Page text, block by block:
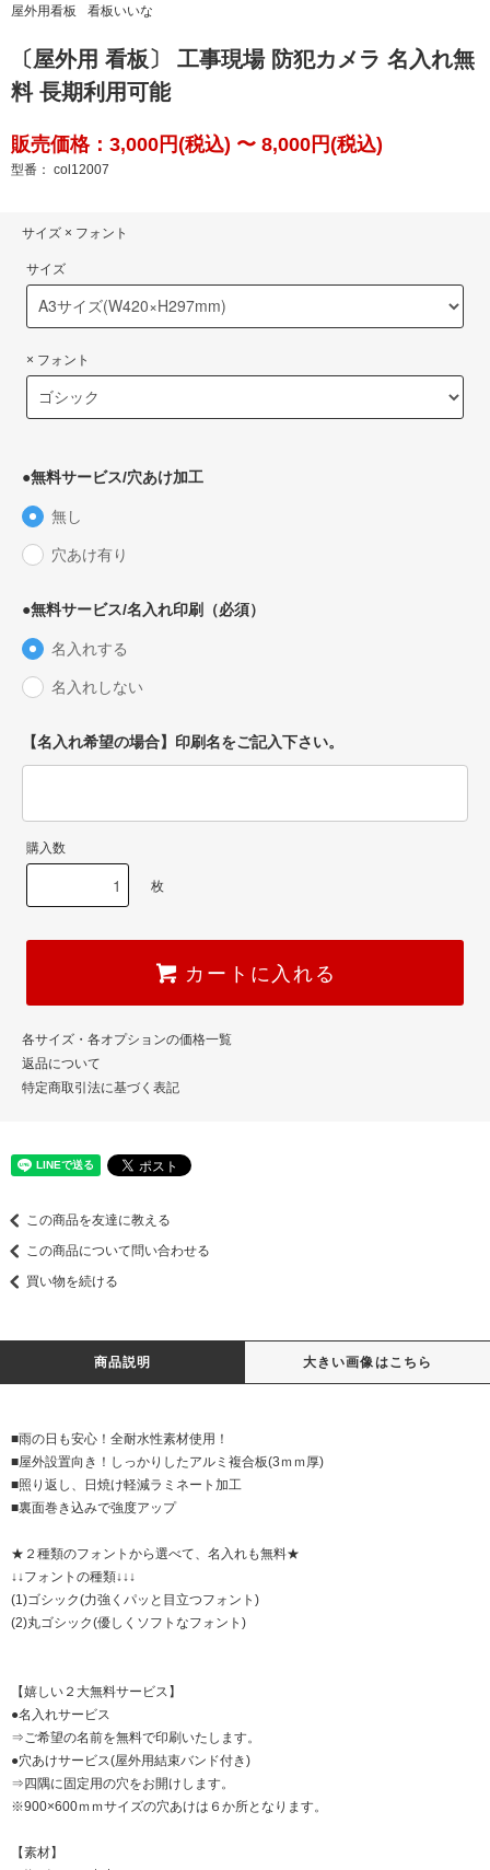
屋外用看板 看板いいな
〔屋外用 看板〕 工事現場 防犯カメラ 名入れ無
料 長期利用可能
販売価格：3,000円(税込) 〜 8,000円(税込)
型番： col12007
サイズ × フォント
サイズ
× フォント
●無料サービス/穴あけ加工
無し
穴あけ有り
●無料サービス/名入れ印刷（必須）
名入れする
名入れしない
【名入れ希望の場合】印刷名をご記入下さい。
購入数
枚
カートに入れる
各サイズ・各オプションの価格一覧
返品について
特定商取引法に基づく表記
この商品を友達に教える
この商品について問い合わせる
買い物を続ける
商品説明 大きい画像はこちら
■雨の日も安心！全耐水性素材使用！
■屋外設置向き！しっかりしたアルミ複合板(3ｍｍ厚)
■照り返し、日焼け軽減ラミネート加工
■裏面巻き込みで強度アップ
★２種類のフォントから選べて、名入れも無料★
↓↓フォントの種類↓↓↓
(1)ゴシック(力強くパッと目立つフォント)
(2)丸ゴシック(優しくソフトなフォント)
【嬉しい２大無料サービス】
●名入れサービス
⇒ご希望の名前を無料で印刷いたします。
●穴あけサービス(屋外用結束バンド付き)
⇒四隅に固定用の穴をお開けします。
※900×600ｍｍサイズの穴あけは６か所となります。
【素材】